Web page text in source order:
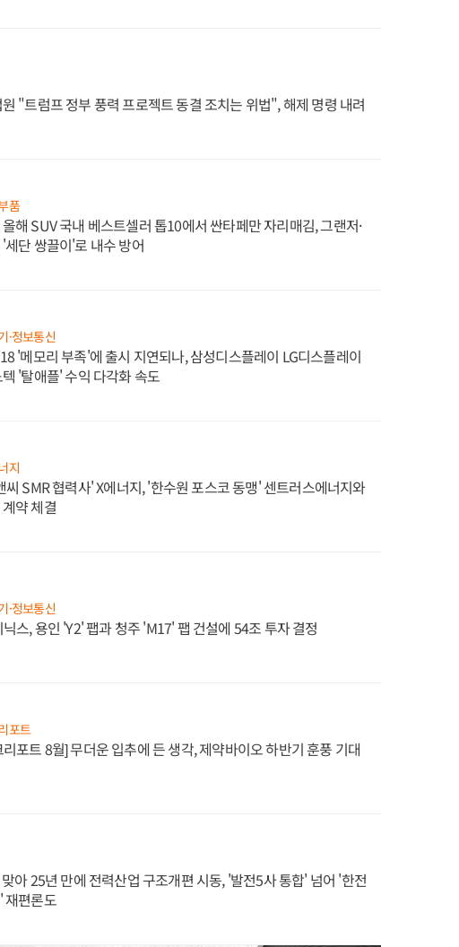
"트럼프 정부 풍력 프로젝트 동결 조치는 위법", 해제 명령 내려
품
해 SUV 국내 베스트셀러 톱10에서 싼타페만 자리매김, 그랜저·
세단 쌍끌이'로 내수 방어
·정보통신
'메모리 부족'에 출시 지연되나, 삼성디스플레이 LG디스플레이
'탈애플' 수익 다각화 속도
지
씨 SMR 협력사' X에너지, '한수원 포스코 동맹' 센트러스에너지와
약 체결
·정보통신
스, 용인 'Y2' 팹과 청주 'M17' 팹 건설에 54조 투자 결정
포트
포트 8월] 무더운 입추에 든 생각, 제약바이오 하반기 훈풍 기대
아 25년 만에 전력산업 구조개편 시동, '발전5사 통합' 넘어 '한전
재편론도